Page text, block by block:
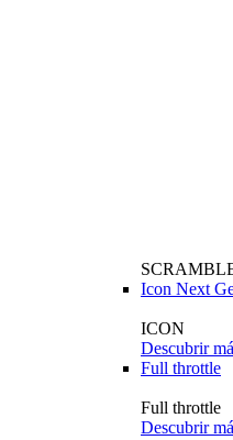
Icon Next
ICON
Descubrir
Full throttle
Full throttle
Descubrir